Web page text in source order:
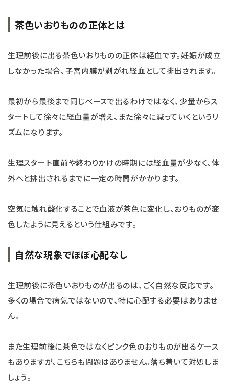
茶色いおりものの正体とは
生理前後に出る茶色いおりものの正体は経血です。妊娠が成立
しなかった場合、子宮内膜が剥がれ経血として排出されます。
最初から最後まで同じペースで出るわけではなく、少量からス
タートして徐々に経血量が増え、また徐々に減っていくというリ
ズムになります。
生理スタート直前や終わりかけの時期には経血量が少なく、体
外へと排出されるまでに一定の時間がかかります。
空気に触れ酸化することで血液が茶色に変化し、おりものが変
色したように見えるという仕組みです。
自然な現象でほぼ心配なし
生理前後に茶色いおりものが出るのは、ごく自然な反応です。
多くの場合で病気ではないので、特に心配する必要はありませ
ん。
また生理前後に茶色ではなくピンク色のおりものが出るケース
もありますが、こちらも問題はありません。落ち着いて対処しま
しょう。